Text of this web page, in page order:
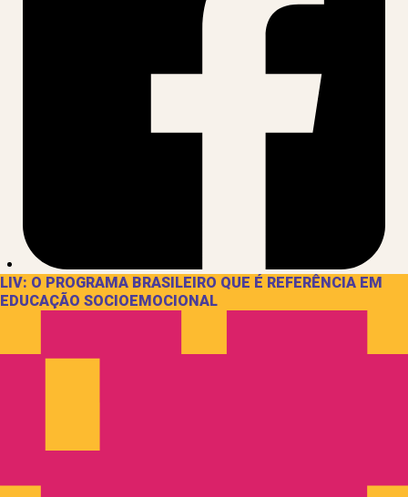
LIV: O PROGRAMA BRASILEIRO QUE É REFERÊNCIA EM
EDUCAÇÃO SOCIOEMOCIONAL